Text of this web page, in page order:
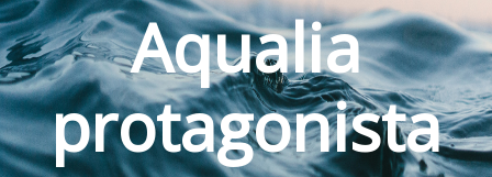
Aqualia
protagonista